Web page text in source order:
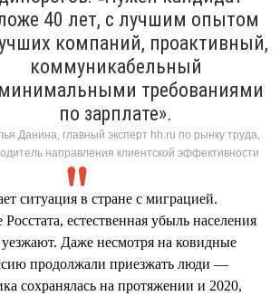
40 лет, с лучшим опытом
компаний, проактивный,
коммуникабельный
требованиями
по зарплате».
Данина, главный эксперт hh.ru по рынку труда,
направления клиентской эффективности
ситуация в стране с миграцией.
Росстата, естественная убыль населения
уезжают. Даже несмотря на ковидные
продолжали приезжать люди —
сохранялась на протяжении и 2020,